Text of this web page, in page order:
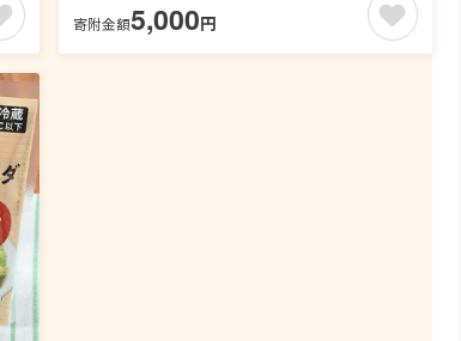
寄附金額5,000円